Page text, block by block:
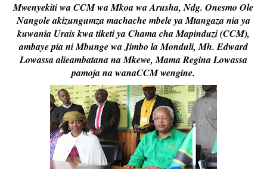
Mwenyekiti wa CCM wa Mkoa wa Arusha, Ndg. Onesmo Ole
Nangole akizungumza machache mbele ya Mtangaza nia ya
kuwania Urais kwa tiketi ya Chama cha Mapinduzi (CCM),
ambaye pia ni Mbunge wa Jimbo la Monduli, Mh. Edward
Lowassa alieambatana na Mkewe, Mama Regina Lowassa
pamoja na wanaCCM wengine.